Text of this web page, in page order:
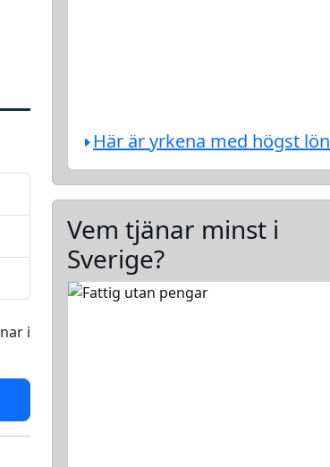
i
Här är yrkena med högst lön
Vem tjänar minst i
Sverige?